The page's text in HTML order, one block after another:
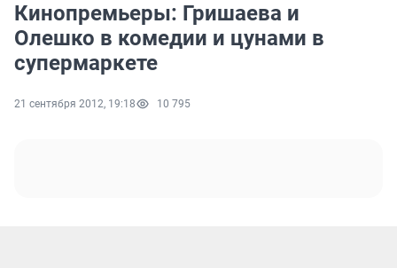
Кинопремьеры: Гришаева и
Олешко в комедии и цунами в
супермаркете
21 сентября 2012, 19:18 10 795